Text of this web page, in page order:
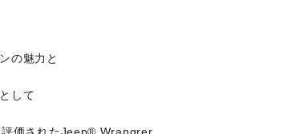
の魅力と
して
評価されたJeep® Wrangrer